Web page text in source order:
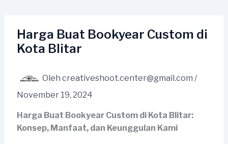
kontenHarga Buat Bookyear Custom di
Kota Blitar
Oleh creativeshoot.center@gmail.com /
November 19, 2024
Harga Buat Bookyear Custom di Kota Blitar:
Konsep, Manfaat, dan Keunggulan Kami